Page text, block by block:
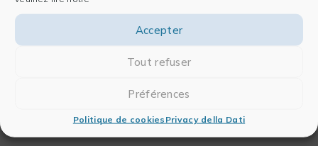
Accepter
Tout refuser
Préférences
Politique de cookies Privacy della Dati